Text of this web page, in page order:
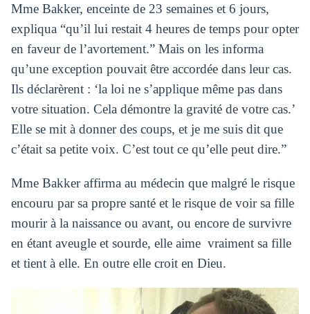
Mme Bakker, enceinte de 23 semaines et 6 jours,
expliqua “qu’il lui restait 4 heures de temps pour opter
en faveur de l’avortement.” Mais on les informa
qu’une exception pouvait être accordée dans leur cas.
Ils déclarèrent : ‘la loi ne s’applique même pas dans
votre situation. Cela démontre la gravité de votre cas.’
Elle se mit à donner des coups, et je me suis dit que
c’était sa petite voix. C’est tout ce qu’elle peut dire.”
Mme Bakker affirma au médecin que malgré le risque
encouru par sa propre santé et le risque de voir sa fille
mourir à la naissance ou avant, ou encore de survivre
en étant aveugle et sourde, elle aime vraiment sa fille
et tient à elle. En outre elle croit en Dieu.